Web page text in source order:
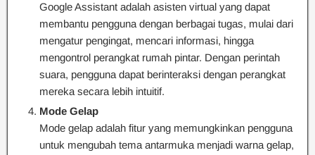
Google Assistant adalah asisten virtual yang dapat
membantu pengguna dengan berbagai tugas, mulai dari
mengatur pengingat, mencari informasi, hingga
mengontrol perangkat rumah pintar. Dengan perintah
suara, pengguna dapat berinteraksi dengan perangkat
mereka secara lebih intuitif.
Mode Gelap
Mode gelap adalah fitur yang memungkinkan pengguna
untuk mengubah tema antarmuka menjadi warna gelap,